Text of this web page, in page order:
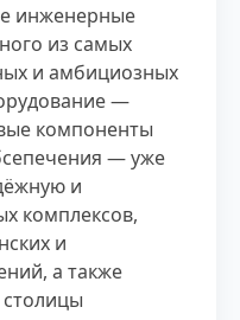
инженерные
из самых
и амбициозных
—
компоненты
— уже
и
комплексов,
и
а также